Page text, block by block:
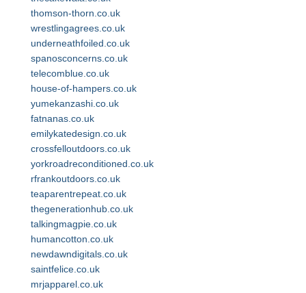
thomson-thorn.co.uk
wrestlingagrees.co.uk
underneathfoiled.co.uk
spanosconcerns.co.uk
telecomblue.co.uk
house-of-hampers.co.uk
yumekanzashi.co.uk
fatnanas.co.uk
emilykatedesign.co.uk
crossfelloutdoors.co.uk
yorkroadreconditioned.co.uk
rfrankoutdoors.co.uk
teaparentrepeat.co.uk
thegenerationhub.co.uk
talkingmagpie.co.uk
humancotton.co.uk
newdawndigitals.co.uk
saintfelice.co.uk
mrjapparel.co.uk